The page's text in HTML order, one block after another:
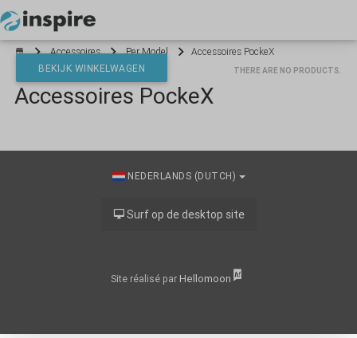
BEKIJK WINKELWAGEN
Accessoires Per Model Accessoires PockeX
Accessoires PockeX
THERE ARE NO PRODUCTS.
NEDERLANDS (DUTCH)
Surf op de desktop site
Site réalisé par Hellomoon